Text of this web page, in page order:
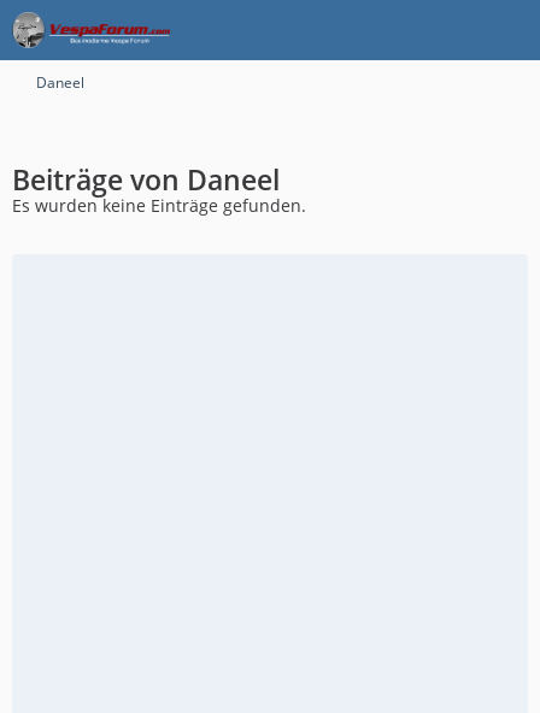
Daneel
Beiträge von Daneel
Es wurden keine Einträge gefunden.